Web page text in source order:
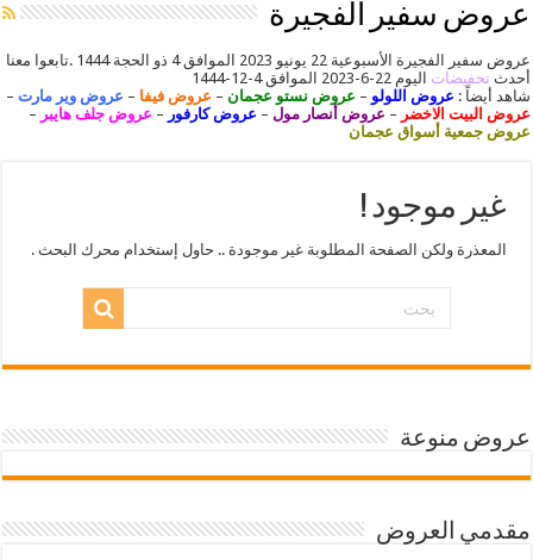
عروض سفير الفجيرة
عروض سفير الفجيرة الأسبوعية 22 يونيو 2023 الموافق 4 ذو الحجة 1444 .تابعوا معنا
أحدث تخفيضات اليوم 22-6-2023 الموافق 4-12-1444
شاهد أيضاً : عروض اللولو – عروض نستو عجمان – عروض فيفا – عروض وير مارت –
عروض البيت الاخضر – عروض أنصار مول – عروض كارفور – عروض جلف هايبر –
عروض جمعية أسواق عجمان
غير موجود !
المعذرة ولكن الصفحة المطلوبة غير موجودة .. حاول إستخدام محرك البحث .
عروض منوعة
مقدمي العروض